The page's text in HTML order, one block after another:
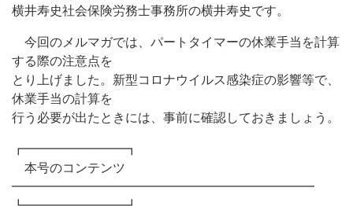
横井寿史社会保険労務士事務所の横井寿史です。
今回のメルマガでは、パートタイマーの休業手当を計算
する際の注意点を
とり上げました。新型コロナウイルス感染症の影響等で、
休業手当の計算を
行う必要が出たときには、事前に確認しておきましょう。
┏━━━━━━━━┓
本号のコンテンツ
━━━━━━━━━━━━━━━━━━━━━━━━